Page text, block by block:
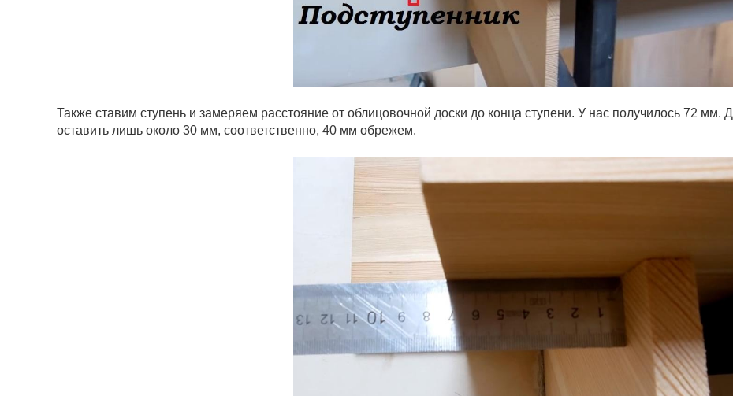
Также ставим ступень и замеряем расстояние от облицовочной доски до конца ступени. У нас получилось 72 мм.
оставить лишь около 30 мм, соответственно, 40 мм обрежем.